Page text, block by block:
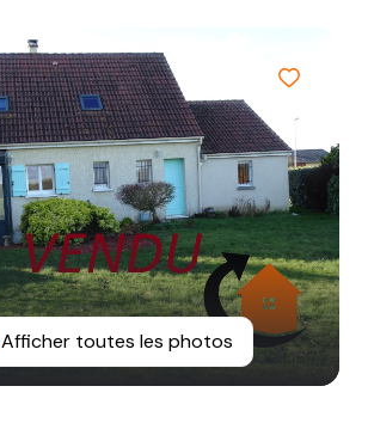
Afficher toutes les photos